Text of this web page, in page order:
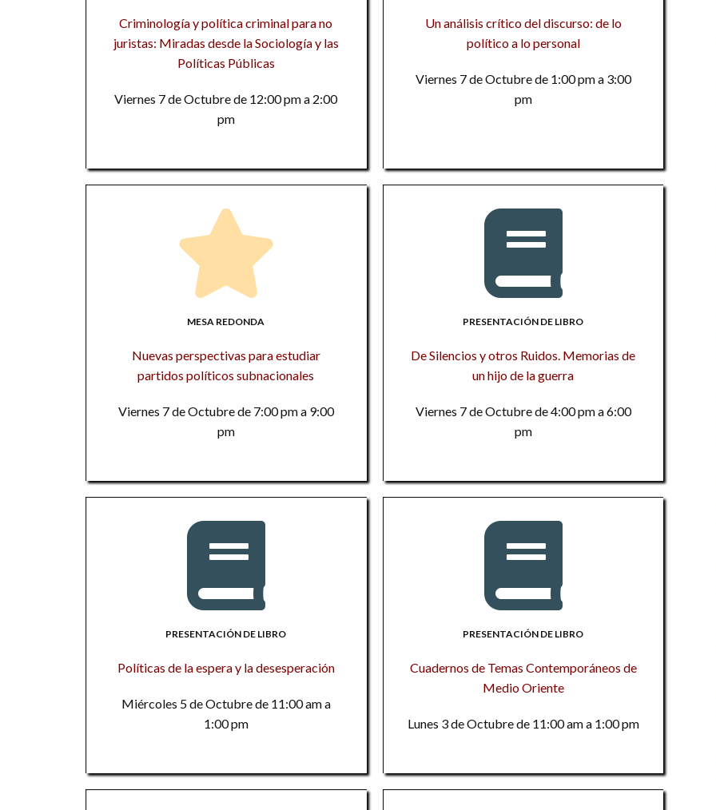
Criminología y política criminal para no
juristas: Miradas desde la Sociología y las
Políticas Públicas
Viernes 7 de Octubre de 12:00 pm a 2:00
pm
Un análisis crítico del discurso: de lo
político a lo personal
Viernes 7 de Octubre de 1:00 pm a 3:00
pm
MESA REDONDA
Nuevas perspectivas para estudiar
partidos políticos subnacionales
Viernes 7 de Octubre de 7:00 pm a 9:00
pm
PRESENTACIÓN DE LIBRO
De Silencios y otros Ruidos. Memorias de
un hijo de la guerra
Viernes 7 de Octubre de 4:00 pm a 6:00
pm
PRESENTACIÓN DE LIBRO
Políticas de la espera y la desesperación
Miércoles 5 de Octubre de 11:00 am a
1:00 pm
PRESENTACIÓN DE LIBRO
Cuadernos de Temas Contemporáneos de
Medio Oriente
Lunes 3 de Octubre de 11:00 am a 1:00 pm